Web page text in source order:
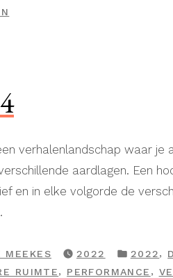
verhalenlandschap waar
aardlagen. Een
en in elke volgorde de
MEEKES 2022
IN
2022,
RUIMTE, PERFORMANCE ,